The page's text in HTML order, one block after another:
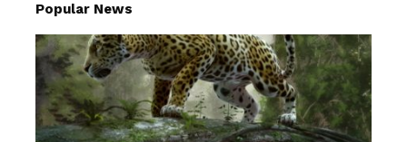
Popular News